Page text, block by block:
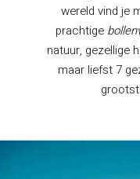
wereld vind je
prachtige
natuur, gezellige
maar liefst 7